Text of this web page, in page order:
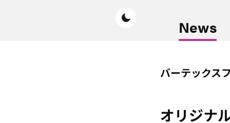
News
バーテックス
オリジナ